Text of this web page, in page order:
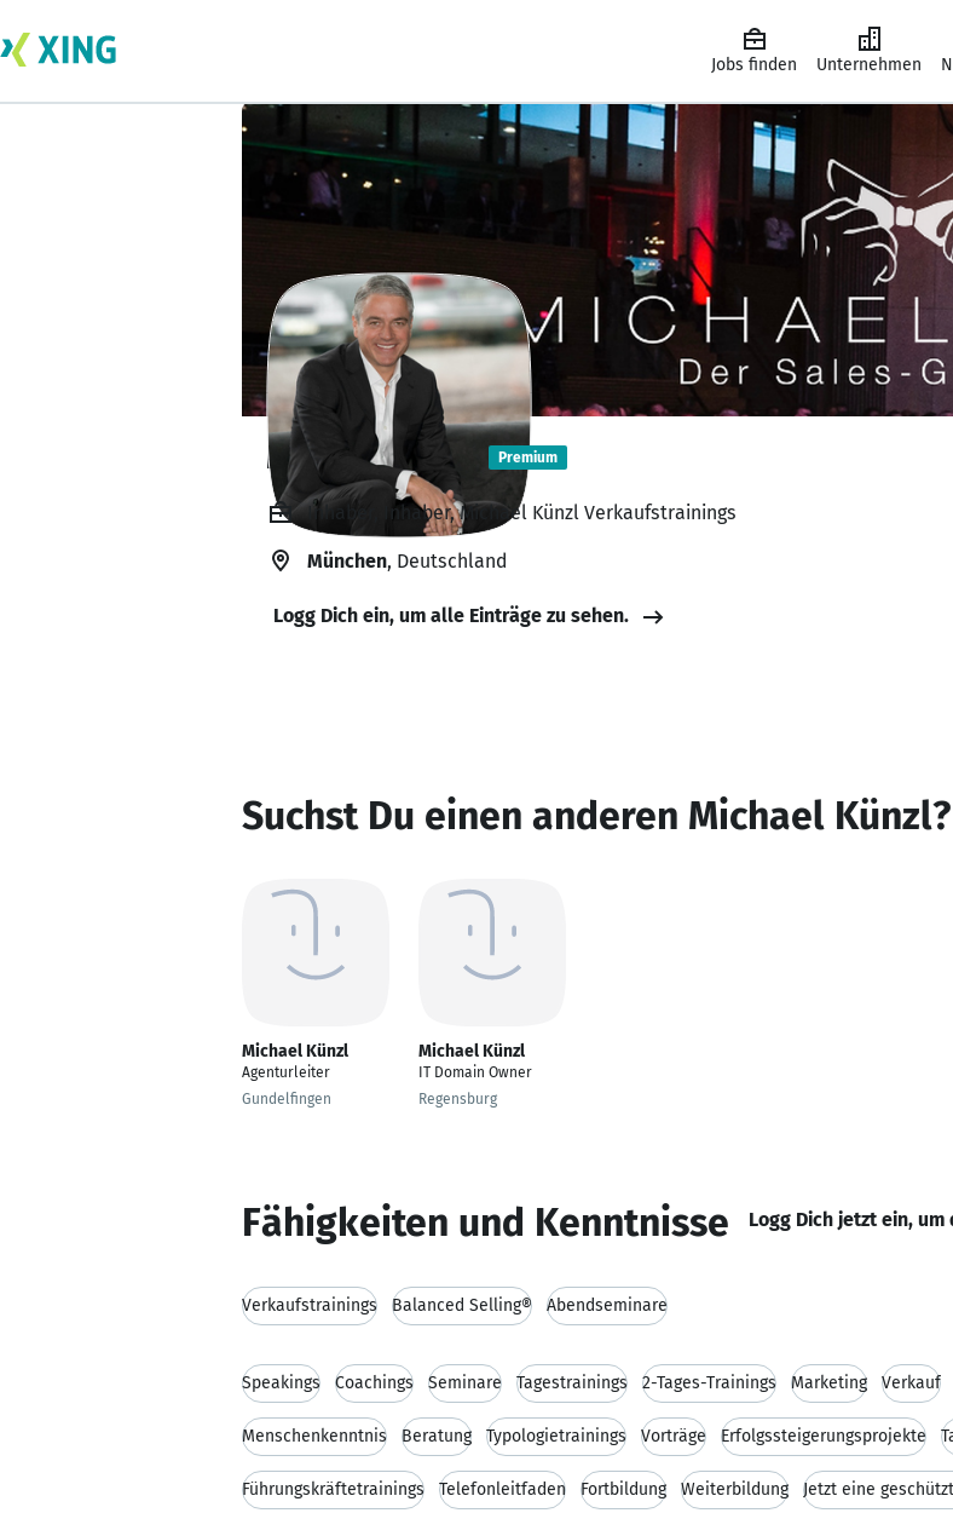
Jobs finden Unternehmen
Michael Künzl Premium
Inhaber, Inhaber, Michael Künzl Verkaufstrainings
München, Deutschland
Logg Dich ein, um alle Einträge zu sehen.
Suchst Du einen anderen Michael Künzl?
Michael Künzl
Agenturleiter
Gundelfingen
Michael Künzl
IT Domain Owner
Regensburg
Fähigkeiten und Kenntnisse Logg Dich jetzt ein,
Verkaufstrainings Balanced Selling® Abendseminare
Speakings Coachings Seminare Tagestrainings 2-Tages-Trainings Marketing Verkauf
Menschenkenntnis Beratung Typologietrainings Vorträge Erfolgssteigerungsprojekte
Führungskräftetrainings Telefonleitfaden Fortbildung Weiterbildung Jetzt eine